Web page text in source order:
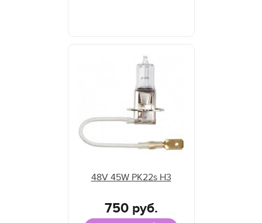
48V 45W PK22s H3
750 руб.